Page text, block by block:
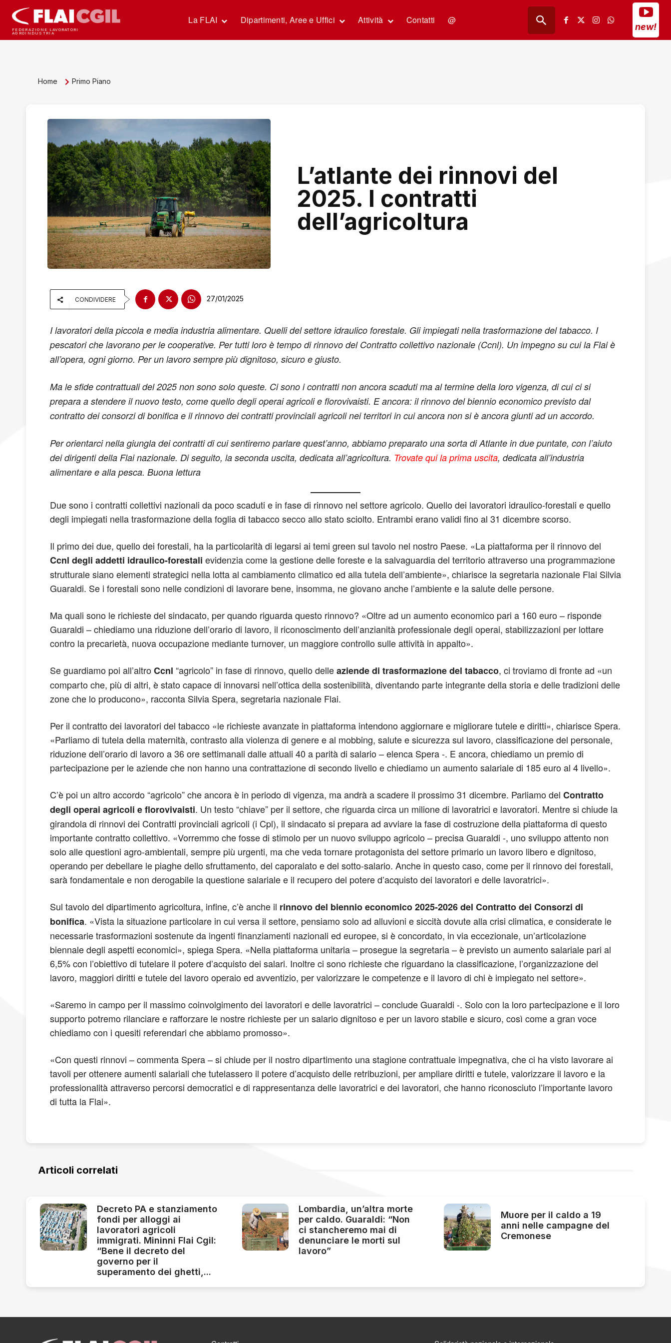
FEDERAZIONE LAVORATORI
AGROINDUSTRIA
La FLAI Dipartimenti, Aree e Uffici Attività Contatti @
new!
Home Primo Piano
L’atlante dei rinnovi del
2025. I contratti
dell’agricoltura
CONDIVIDERE 27/01/2025
I lavoratori della piccola e media industria alimentare. Quelli del settore idraulico forestale. Gli impiegati nella trasformazione del tabacco. I
pescatori che lavorano per le cooperative. Per tutti loro è tempo di rinnovo del Contratto collettivo nazionale (Ccnl). Un impegno su cui la Flai è
all’opera, ogni giorno. Per un lavoro sempre più dignitoso, sicuro e giusto.
Ma le sfide contrattuali del 2025 non sono solo queste. Ci sono i contratti non ancora scaduti ma al termine della loro vigenza, di cui ci si
prepara a stendere il nuovo testo, come quello degli operai agricoli e florovivaisti. E ancora: il rinnovo del biennio economico previsto dal
contratto dei consorzi di bonifica e il rinnovo dei contratti provinciali agricoli nei territori in cui ancora non si è ancora giunti ad un accordo.
Per orientarci nella giungla dei contratti di cui sentiremo parlare quest’anno, abbiamo preparato una sorta di Atlante in due puntate, con l’aiuto
dei dirigenti della Flai nazionale. Di seguito, la seconda uscita, dedicata all’agricoltura. Trovate qui la prima uscita, dedicata all’industria
alimentare e alla pesca. Buona lettura
Due sono i contratti collettivi nazionali da poco scaduti e in fase di rinnovo nel settore agricolo. Quello dei lavoratori idraulico-forestali e quello
degli impiegati nella trasformazione della foglia di tabacco secco allo stato sciolto. Entrambi erano validi fino al 31 dicembre scorso.
Il primo dei due, quello dei forestali, ha la particolarità di legarsi ai temi green sul tavolo nel nostro Paese. «La piattaforma per il rinnovo del
Ccnl degli addetti idraulico-forestali evidenzia come la gestione delle foreste e la salvaguardia del territorio attraverso una programmazione
strutturale siano elementi strategici nella lotta al cambiamento climatico ed alla tutela dell’ambiente», chiarisce la segretaria nazionale Flai Silvia
Guaraldi. Se i forestali sono nelle condizioni di lavorare bene, insomma, ne giovano anche l’ambiente e la salute delle persone.
Ma quali sono le richieste del sindacato, per quando riguarda questo rinnovo? «Oltre ad un aumento economico pari a 160 euro – risponde
Guaraldi – chiediamo una riduzione dell’orario di lavoro, il riconoscimento dell’anzianità professionale degli operai, stabilizzazioni per lottare
contro la precarietà, nuova occupazione mediante turnover, un maggiore controllo sulle attività in appalto».
Se guardiamo poi all’altroCcnl “agricolo” in fase di rinnovo, quello delleaziende di trasformazione del tabacco, ci troviamo di fronte ad «un
comparto che, più di altri, è stato capace di innovarsi nell’ottica della sostenibilità, diventando parte integrante della storia e delle tradizioni delle
zone che lo producono», racconta Silvia Spera, segretaria nazionale Flai.
Per il contratto dei lavoratori del tabacco «le richieste avanzate in piattaforma intendono aggiornare e migliorare tutele e diritti», chiarisce Spera.
«Parliamo di tutela della maternità, contrasto alla violenza di genere e al mobbing, salute e sicurezza sul lavoro, classificazione del personale,
riduzione dell’orario di lavoro a 36 ore settimanali dalle attuali 40 a parità di salario – elenca Spera -. E ancora, chiediamo un premio di
partecipazione per le aziende che non hanno una contrattazione di secondo livello e chiediamo un aumento salariale di 185 euro al 4 livello».
C’è poi un altro accordo “agricolo” che ancora è in periodo di vigenza, ma andrà a scadere il prossimo 31 dicembre. Parliamo del Contratto
degli operai agricoli e florovivaisti. Un testo “chiave” per il settore, che riguarda circa un milione di lavoratrici e lavoratori. Mentre si chiude la
girandola di rinnovi dei Contratti provinciali agricoli (i Cpl), il sindacato si prepara ad avviare la fase di costruzione della piattaforma di questo
importante contratto collettivo. «Vorremmo che fosse di stimolo per un nuovo sviluppo agricolo – precisa Guaraldi -, uno sviluppo attento non
solo alle questioni agro-ambientali, sempre più urgenti, ma che veda tornare protagonista del settore primario un lavoro libero e dignitoso,
operando per debellare le piaghe dello sfruttamento, del caporalato e del sotto-salario. Anche in questo caso, come per il rinnovo dei forestali,
sarà fondamentale e non derogabile la questione salariale e il recupero del potere d’acquisto dei lavoratori e delle lavoratrici».
Sul tavolo del dipartimento agricoltura, infine, c’è anche il rinnovo del biennio economico 2025-2026 del Contratto dei Consorzi di
bonifica. «Vista la situazione particolare in cui versa il settore, pensiamo solo ad alluvioni e siccità dovute alla crisi climatica, e considerate le
necessarie trasformazioni sostenute da ingenti finanziamenti nazionali ed europee, si è concordato, in via eccezionale, un’articolazione
biennale degli aspetti economici», spiega Spera. «Nella piattaforma unitaria – prosegue la segretaria – è previsto un aumento salariale pari al
6,5% con l’obiettivo di tutelare il potere d’acquisto dei salari. Inoltre ci sono richieste che riguardano la classificazione, l’organizzazione del
lavoro, maggiori diritti e tutele del lavoro operaio ed avventizio, per valorizzare le competenze e il lavoro di chi è impiegato nel settore».
«Saremo in campo per il massimo coinvolgimento dei lavoratori e delle lavoratrici – conclude Guaraldi -. Solo con la loro partecipazione e il loro
supporto potremo rilanciare e rafforzare le nostre richieste per un salario dignitoso e per un lavoro stabile e sicuro, così come a gran voce
chiediamo con i quesiti referendari che abbiamo promosso».
«Con questi rinnovi – commenta Spera – si chiude per il nostro dipartimento una stagione contrattuale impegnativa, che ci ha visto lavorare ai
tavoli per ottenere aumenti salariali che tutelassero il potere d’acquisto delle retribuzioni, per ampliare diritti e tutele, valorizzare il lavoro e la
professionalità attraverso percorsi democratici e di rappresentanza delle lavoratrici e dei lavoratori, che hanno riconosciuto l’importante lavoro
di tutta la Flai».
Articoli correlati
Decreto PA e stanziamento
fondi per alloggi ai
lavoratori agricoli
immigrati. Mininni Flai Cgil:
“Bene il decreto del
governo per il
superamento dei ghetti,...
Lombardia, un’altra morte
per caldo. Guaraldi: “Non
ci stancheremo mai di
denunciare le morti sul
lavoro”
Muore per il caldo a 19
anni nelle campagne del
Cremonese